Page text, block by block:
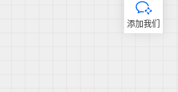
添加我们